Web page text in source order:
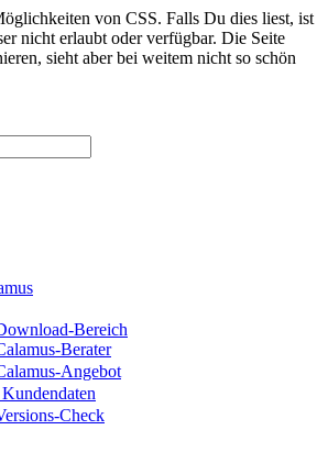
von CSS. Falls Du dies liest, ist
nicht erlaubt oder verfügbar. Die Seite
sieht aber bei weitem nicht so schön
Bereich
Berater
Angebot
Check